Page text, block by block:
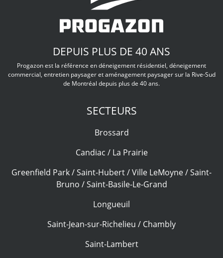
DEPUIS PLUS DE 40 ANS
Progazon est la référence en déneigement résidentiel, déneigement
commercial, entretien paysager et aménagement paysager sur la Rive-Sud
de Montréal depuis plus de 40 ans.
SECTEURS
Brossard
Candiac / La Prairie
Greenfield Park / Saint-Hubert / Ville LeMoyne / Saint-
Bruno / Saint-Basile-Le-Grand
Longueuil
Saint-Jean-sur-Richelieu / Chambly
Saint-Lambert